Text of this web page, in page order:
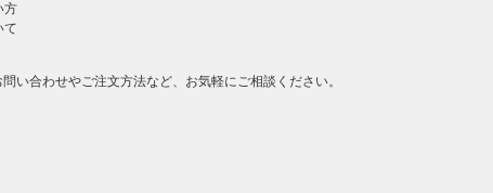
方
て
い合わせやご注文方法など、お気軽にご相談ください。